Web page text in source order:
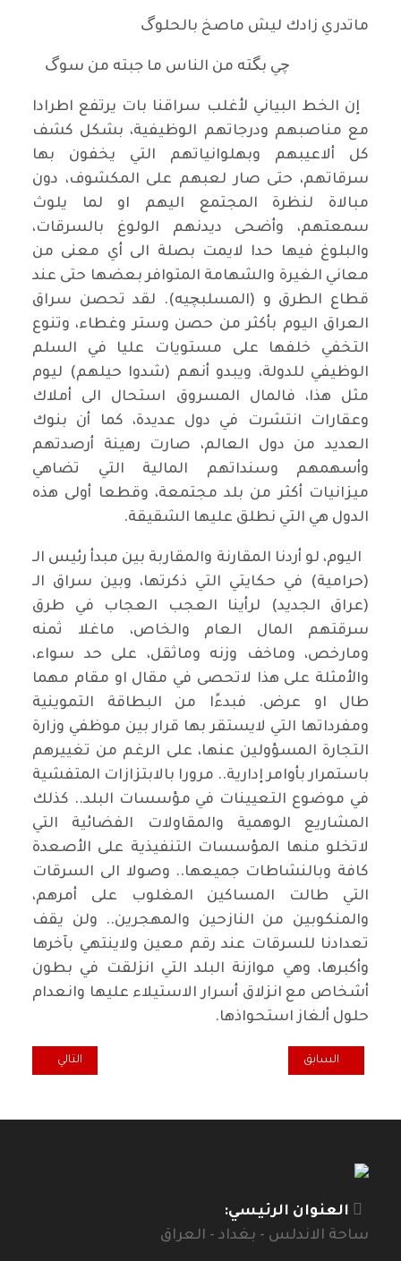
ماتدري زادك ليش ماصخ بالحلوگ
چي بگته من الناس ما جبته من سوگ
إن الخط البياني لأغلب سراقنا بات يرتفع اطرادا
مع مناصبهم ودرجاتهم الوظيفية، بشكل كشف
كل ألاعيبهم وبهلوانياتهم التي يخفون بها
سرقاتهم، حتى صار لعبهم على المكشوف، دون
مبالاة لنظرة المجتمع اليهم او لما يلوث
سمعتهم، وأضحى ديدنهم الولوغ بالسرقات،
والبلوغ فيها حدا لايمت بصلة الى أي معنى من
معاني الغيرة والشهامة المتوافر بعضها حتى عند
قطاع الطرق و (المسلبچيه). لقد تحصن سراق
العراق اليوم بأكثر من حصن وستر وغطاء، وتنوع
التخفي خلفها على مستويات عليا في السلم
الوظيفي للدولة، ويبدو أنهم (شدوا حيلهم) ليوم
مثل هذا، فالمال المسروق استحال الى أملاك
وعقارات انتشرت في دول عديدة، كما أن بنوك
العديد من دول العالم، صارت رهينة أرصدتهم
وأسهمهم وسنداتهم المالية التي تضاهي
ميزانيات أكثر من بلد مجتمعة، وقطعا أولى هذه
الدول هي التي نطلق عليها الشقيقة.
اليوم، لو أردنا المقارنة والمقاربة بين مبدأ رئيس الـ
(حرامية) في حكايتي التي ذكرتها، وبين سراق الـ
(عراق الجديد) لرأينا العجب العجاب في طرق
سرقتهم المال العام والخاص، ماغلا ثمنه
ومارخص، وماخف وزنه وماثقل، على حد سواء،
والأمثلة على هذا لاتحصى في مقال او مقام مهما
طال او عرض. فبدءًا من البطاقة التموينية
ومفرداتها التي لايستقر بها قرار بين موظفي وزارة
التجارة المسؤولين عنها، على الرغم من تغييرهم
باستمرار بأوامر إدارية.. مرورا بالابتزازات المتفشية
في موضوع التعيينات في مؤسسات البلد.. كذلك
المشاريع الوهمية والمقاولات الفضائية التي
لاتخلو منها المؤسسات التنفيذية على الأصعدة
كافة وبالنشاطات جميعها.. وصولا الى السرقات
التي طالت المساكين المغلوب على أمرهم،
والمنكوبين من النازحين والمهجرين.. ولن يقف
تعدادنا للسرقات عند رقم معين ولاينتهي بآخرها
وأكبرها، وهي موازنة البلد التي انزلقت في بطون
أشخاص مع انزلاق أسرار الاستيلاء عليها وانعدام
حلول ألغاز استحواذها.
المقال السابق: تفعيل الضرائب في الموازنة العامة الاتحادية للعراق لعام 2018
السابق المقال
التالي
العنوان الرئيسي:
ساحة الاندلس - بغداد - العراق